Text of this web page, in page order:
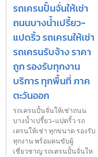
รถเครนปั้นจั่นให้เช่า
ถนนบางน้ำเปรี้ยว-
แปดริ้ว รถเครนให้เช่า
รถเครนรับจ้าง ราคา
ถูก รองรับทุกงาน
บริการ ทุกพื้นที่ ภาค
ตะวันออก
รถเครนปั้นจั่นให้เช่าถนน
บางน้ำเปรี้ยว-แปดริ้ว รถ
เครนให้เช่า ทุกขนาด รองรับ
ทุกงาน พร้อมคนขับผู้
เชี่ยวชาญ รถเครนปั้นจั่นให